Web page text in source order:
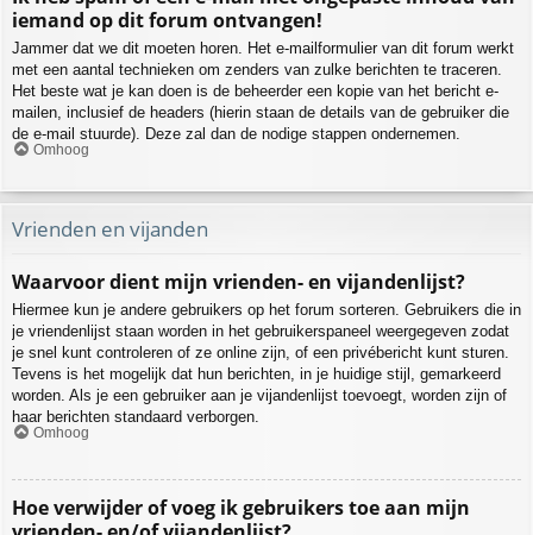
iemand op dit forum ontvangen!
Jammer dat we dit moeten horen. Het e-mailformulier van dit forum werkt
met een aantal technieken om zenders van zulke berichten te traceren.
Het beste wat je kan doen is de beheerder een kopie van het bericht e-
mailen, inclusief de headers (hierin staan de details van de gebruiker die
de e-mail stuurde). Deze zal dan de nodige stappen ondernemen.
Omhoog
Vrienden en vijanden
Waarvoor dient mijn vrienden- en vijandenlijst?
Hiermee kun je andere gebruikers op het forum sorteren. Gebruikers die in
je vriendenlijst staan worden in het gebruikerspaneel weergegeven zodat
je snel kunt controleren of ze online zijn, of een privébericht kunt sturen.
Tevens is het mogelijk dat hun berichten, in je huidige stijl, gemarkeerd
worden. Als je een gebruiker aan je vijandenlijst toevoegt, worden zijn of
haar berichten standaard verborgen.
Omhoog
Hoe verwijder of voeg ik gebruikers toe aan mijn